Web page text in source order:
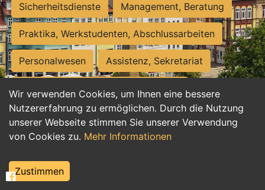
Wir verwenden Cookies, um Ihnen eine bessere
Nutzererfahrung zu ermöglichen. Durch die Nutzung
unserer Webseite stimmen Sie unserer Verwendung
von Cookies zu. Mehr Informationen
Zustimmen
Sicherheitsdienste Management, Beratung
Praktika, Werkstudenten, Abschlussarbeiten
Personalwesen Assistenz, Sekretariat
Hilfskräfte, Aushilfs- und Nebenjobs
Einkauf, Logistik, Materialwirtschaft
Weiterbildung, Studium, duale Ausbildung
Tourismus